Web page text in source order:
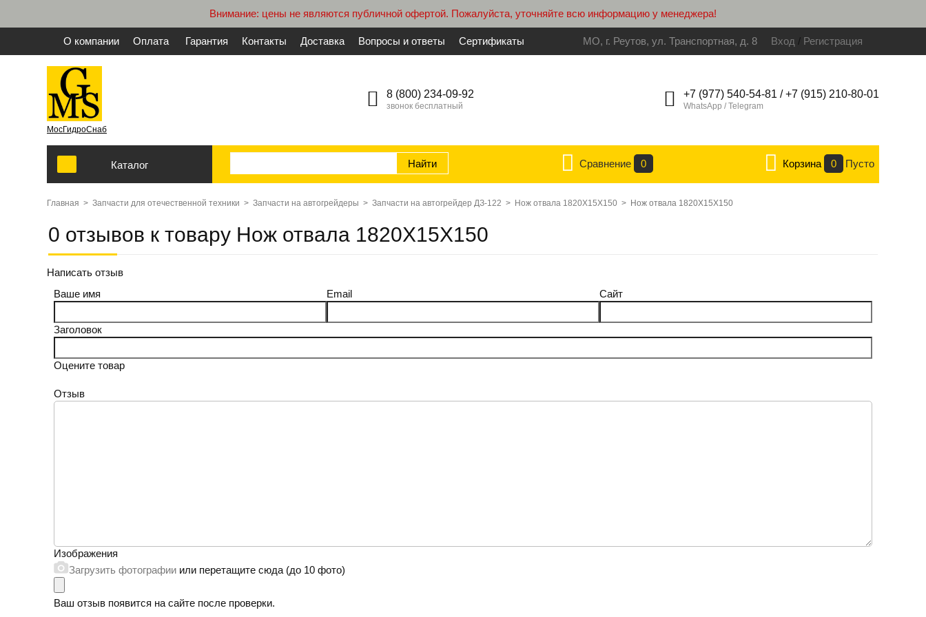
Внимание: цены не являются публичной офертой. Пожалуйста, уточняйте всю информацию у менеджера!
О компании Оплата Гарантия Контакты Доставка Вопросы и ответы Сертификаты МО, г. Реутов, ул. Транспортная, д. 8 Вход / Регистрация
МосГидроСнаб
8 (800) 234-09-92
звонок бесплатный
+7 (977) 540-54-81 / +7 (915) 210-80-01
WhatsApp / Telegram
Каталог Сравнение 0 Корзина 0 Пусто
Главная > Запчасти для отечественной техники > Запчасти на автогрейдеры > Запчасти на автогрейдер ДЗ-122 > Нож отвала 1820Х15Х150 > Нож отвала 1820Х15Х150
0 отзывов к товару Нож отвала 1820Х15Х150
Написать отзыв
Ваше имя
Email Сайт
Заголовок
Оцените товар
Отзыв
Изображения
Загрузить фотографии или перетащите сюда (до 10 фото)
Ваш отзыв появится на сайте после проверки.